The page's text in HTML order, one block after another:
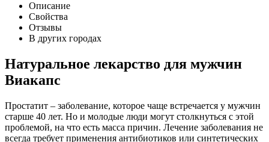
Описание
Свойства
Отзывы
В других городах
Натуральное лекарство для мужчин
Виакапс
Простатит – заболевание, которое чаще встречается у мужчин
старше 40 лет. Но и молодые люди могут столкнуться с этой
проблемой, на что есть масса причин. Лечение заболевания не
всегда требует применения антибиотиков или синтетических